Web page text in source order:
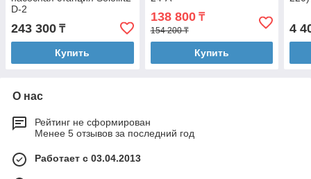
D-2
243 300 ₸
Купить
138 800₸
154 200 ₸
Купить
4
О нас
Рейтинг не сформирован
Менее 5 отзывов за последний год
Работает с 03.04.2013